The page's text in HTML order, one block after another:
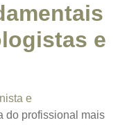
e
e
do profissional mais